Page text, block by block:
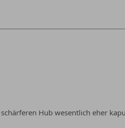
Hub wesentlich eher